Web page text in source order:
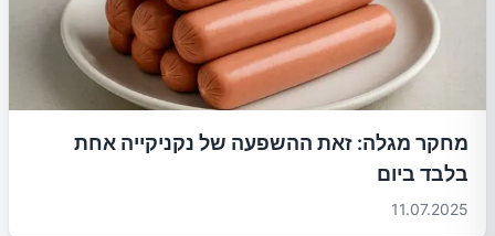
מחקר מגלה: זאת ההשפעה של נקניקייה אחת
בלבד ביום
11.07.2025